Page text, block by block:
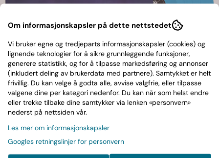
Ragnarok-Nattferd(LTD)
INDIE
Om informasjonskapsler på dette nettstedet
Vi bruker egne og tredjeparts informasjonskapsler (cookies) og
lignende teknologier for å sikre grunnleggende funksjoner,
generere statistikk, og for å tilpasse markedsføring og annonser
(inkludert deling av brukerdata med partnere). Samtykket er helt
frivillig. Du kan velge å godta alle, avvise valgfrie, eller tilpasse
valgene dine per kategori nedenfor. Du kan når som helst endre
eller trekke tilbake dine samtykker via lenken «personvern»
nederst på nettsiden vår.
Les mer om informasjonskapsler
Googles retningslinjer for personvern